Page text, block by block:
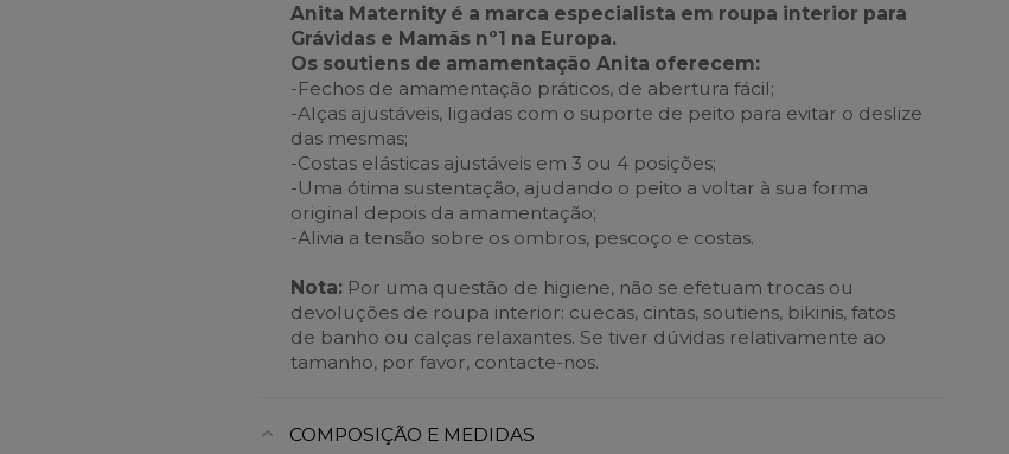
Anita Maternity é a marca especialista em roupa interior para
Grávidas e Mamãs nº1 na Europa.
Os soutiens de amamentação Anita oferecem:
-Fechos de amamentação práticos, de abertura fácil;
-Alças ajustáveis, ligadas com o suporte de peito para evitar o deslize
das mesmas;
-Costas elásticas ajustáveis em 3 ou 4 posições;
-Uma ótima sustentação, ajudando o peito a voltar à sua forma
original depois da amamentação;
-Alivia a tensão sobre os ombros, pescoço e costas.
Nota: Por uma questão de higiene, não se efetuam trocas ou
devoluções de roupa interior: cuecas, cintas, soutiens, bikinis, fatos
de banho ou calças relaxantes. Se tiver dúvidas relativamente ao
tamanho, por favor, contacte-nos.
COMPOSIÇÃO E MEDIDAS